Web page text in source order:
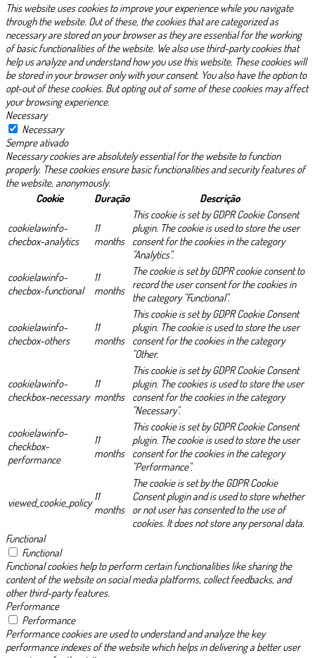
This website uses cookies to improve your experience while you navigate
through the website. Out of these, the cookies that are categorized as
necessary are stored on your browser as they are essential for the working
of basic functionalities of the website. We also use third-party cookies that
help us analyze and understand how you use this website. These cookies will
be stored in your browser only with your consent. You also have the option to
opt-out of these cookies. But opting out of some of these cookies may affect
your browsing experience.
Necessary
Necessary
Sempre ativado
Necessary cookies are absolutely essential for the website to function
properly. These cookies ensure basic functionalities and security features of
the website, anonymously.
Cookie
Duração Descrição
cookielawinfo-
checbox-analytics
11
months
This cookie is set by GDPR Cookie Consent
plugin. The cookie is used to store the user
consent for the cookies in the category
"Analytics".
cookielawinfo-
checbox-functional
11
months
The cookie is set by GDPR cookie consent to
record the user consent for the cookies in
the category "Functional".
cookielawinfo-
checbox-others
11
months
This cookie is set by GDPR Cookie Consent
plugin. The cookie is used to store the user
consent for the cookies in the category
"Other.
cookielawinfo-
checkbox-necessary
11
months
This cookie is set by GDPR Cookie Consent
plugin. The cookies is used to store the user
consent for the cookies in the category
"Necessary".
cookielawinfo-
checkbox-
performance
11
months
This cookie is set by GDPR Cookie Consent
plugin. The cookie is used to store the user
consent for the cookies in the category
"Performance".
viewed_cookie_policy 11
months
The cookie is set by the GDPR Cookie
Consent plugin and is used to store whether
or not user has consented to the use of
cookies. It does not store any personal data.
Functional
Functional
Functional cookies help to perform certain functionalities like sharing the
content of the website on social media platforms, collect feedbacks, and
other third-party features.
Performance
Performance
Performance cookies are used to understand and analyze the key
performance indexes of the website which helps in delivering a better user